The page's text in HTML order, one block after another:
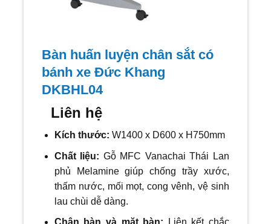
Bàn huấn luyện chân sắt có
bánh xe Đức Khang
DKBHL04
Liên hệ
Kích thước: W1400 x D600 x H750mm
Chất liệu: Gỗ MFC Vanachai Thái Lan
phủ Melamine giúp chống trầy xước,
thấm nước, mối mọt, cong vênh, vệ sinh
lau chùi dễ dàng.
Chân bàn và mặt bàn: Liên kết chắc